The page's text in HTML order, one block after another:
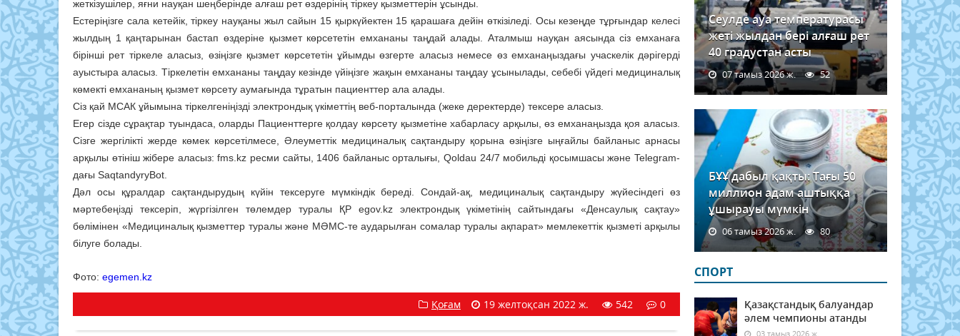
жеткізушілер, яғни науқан шеңберінде алғаш рет өздерінің тіркеу қызметтерін ұсынды.
Естеріңізге сала кетейік, тіркеу науқаны жыл сайын 15 қыркүйектен 15 қарашаға дейін өткізіледі. Осы кезеңде тұрғындар келесі
жылдың 1 қаңтарынан бастап өздеріне қызмет көрсететін емхананы таңдай алады. Аталмыш науқан аясында сіз емханаға
бірінші рет тіркеле аласыз, өзіңізге қызмет көрсететін ұйымды өзгерте аласыз немесе өз емханаңыздағы учаскелік дәрігерді
ауыстыра аласыз. Тіркелетін емхананы таңдау кезінде үйіңізге жақын емхананы таңдау ұсынылады, себебі үйдегі медициналық
көмекті емхананың қызмет көрсету аумағында тұратын пациенттер ала алады.
Сіз қай МСАК ұйымына тіркелгеніңізді электрондық үкіметтің веб-порталында (жеке деректерде) тексере аласыз.
Егер сізде сұрақтар туындаса, оларды Пациенттерге қолдау көрсету қызметіне хабарласу арқылы, өз емханаңызда қоя аласыз.
Сізге жергілікті жерде көмек көрсетілмесе, Әлеуметтік медициналық сақтандыру қорына өзіңізге ыңғайлы байланыс арнасы
арқылы өтініш жібере аласыз: fms.kz ресми сайты, 1406 байланыс орталығы, Qoldau 24/7 мобильді қосымшасы және Telegram-
дағы SaqtandyryBot.
Дәл осы құралдар сақтандырудың күйін тексеруге мүмкіндік береді. Сондай-ақ, медициналық сақтандыру жүйесіндегі өз
мәртебеңізді тексеріп, жүргізілген төлемдер туралы ҚР egov.kz электрондық үкіметінің сайтындағы «Денсаулық сақтау»
бөлімінен «Медициналық қызметтер туралы және МӘМС-те аударылған сомалар туралы ақпарат» мемлекеттік қызметі арқылы
білуге болады.
Фото: egemen.kz
Қоғам 19 желтоқсан 2022 ж. 542 0
Сеулде ауа температурасы
жеті жылдан бері алғаш рет
40 градустан асты
07 тамыз 2026 ж. 52
БҰҰ дабыл қақты: Тағы 50
миллион адам аштыққа
ұшырауы мүмкін
06 тамыз 2026 ж. 80
СПОРТ
Қазақстандық балуандар
әлем чемпионы атанды
03 тамыз 2026 ж.